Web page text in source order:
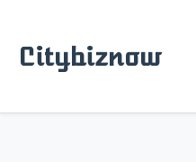
Citybiznow